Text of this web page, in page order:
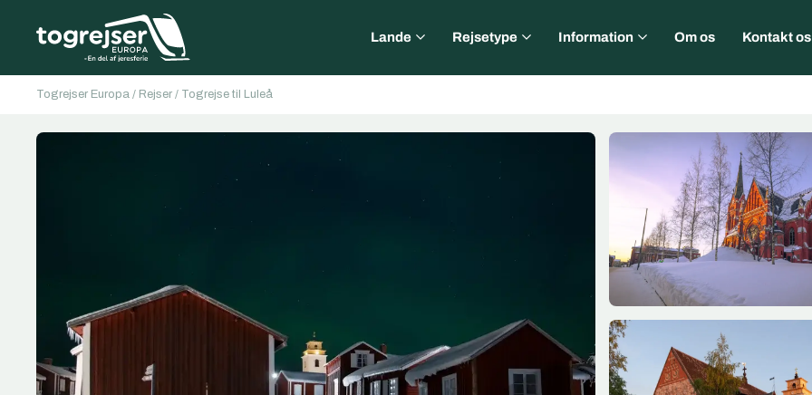
Lande Rejsetype Information Om os Kontakt os
Togrejser Europa / Rejser / Togrejse til Luleå